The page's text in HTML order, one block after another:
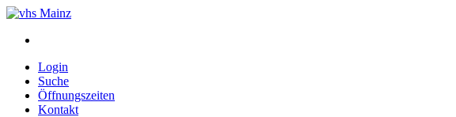
Login
Suche
Öffnungszeiten
Kontakt